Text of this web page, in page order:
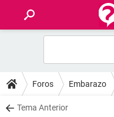
FOROS
SALUD
Foros Embarazo
Tema Anterior